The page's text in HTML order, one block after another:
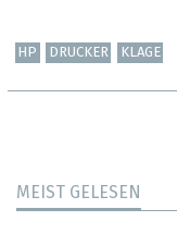
HP DRUCKER KLAGE
MEIST GELESEN